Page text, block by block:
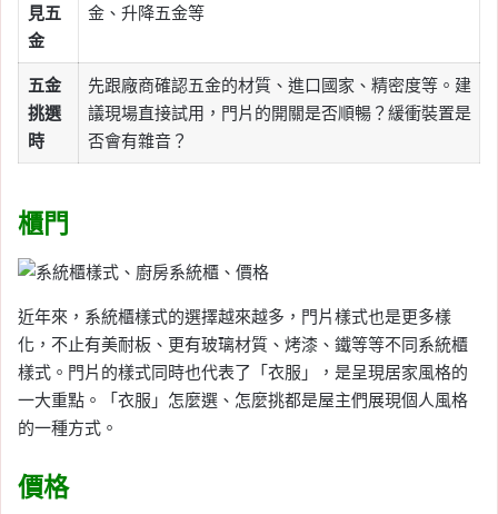
見五
金
金、升降五金等
五金
挑選
時
先跟廠商確認五金的材質、進口國家、精密度等。建
議現場直接試用，門片的開關是否順暢？緩衝裝置是
否會有雜音？
櫃門
近年來，系統櫃樣式的選擇越來越多，門片樣式也是更多樣
化，不止有美耐板、更有玻璃材質、烤漆、鐵等等不同系統櫃
樣式。門片的樣式同時也代表了「衣服」，是呈現居家風格的
一大重點。「衣服」怎麼選、怎麼挑都是屋主們展現個人風格
的一種方式。
價格